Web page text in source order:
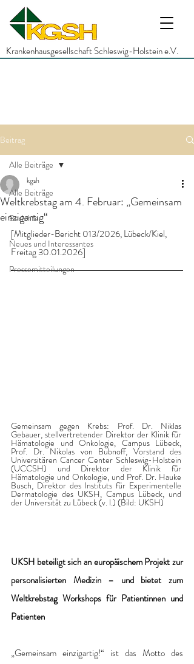
Krankenhausgesellschaft Schleswig-Holstein e.V.
Beitrag
Alle Beiträge
Berichte
Neues und Interessantes
Pressemitteilungen
Alle Beiträge
Weltkrebstag am 4. Februar: „Gemeinsam
einzigartig“
kgsh
[Mitglieder-Bericht 013/2026, Lübeck/Kiel,
Freitag 30.01.2026]
Gemeinsam gegen Krebs: Prof. Dr. Niklas
Gebauer, stellvertretender Direktor der Klinik für
Hämatologie und Onkologie, Campus Lübeck,
Prof. Dr. Nikolas von Bubnoff, Vorstand des
Universitären Cancer Center Schleswig-Holstein
(UCCSH) und Direktor der Klinik für
Hämatologie und Onkologie, und Prof. Dr. Hauke
Busch, Direktor des Instituts für Experimentelle
Dermatologie des UKSH, Campus Lübeck, und
der Universität zu Lübeck (v. l.) (Bild: UKSH)
UKSH beteiligt sich an europäischem Projekt zur
personalisierten Medizin – und bietet zum
Weltkrebstag Workshops für Patientinnen und
Patienten